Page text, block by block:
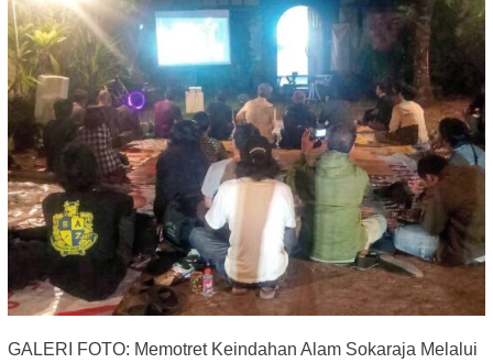
GALERI FOTO: Memotret Keindahan Alam Sokaraja Melalui